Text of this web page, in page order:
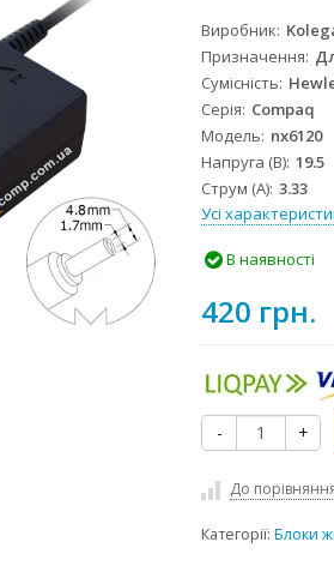
Виробник
Призначення
Сумісність
Серія Compaq
Модель nx6120
Напруга (В) 19.5
Струм (А) 3.33
Усі
В наявності
420 грн.
- +
До
Категорії:Блоки